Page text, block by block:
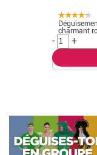
charmant
-
+